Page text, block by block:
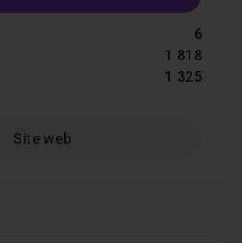
6
1 818
1 325
Site web